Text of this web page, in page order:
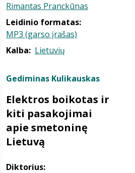
Rimantas Pranckūnas
Leidinio formatas:
MP3 (garso įrašas)
Kalba: Lietuvių
Gediminas Kulikauskas
Elektros boikotas ir
kiti pasakojimai
apie smetoninę
Lietuvą
Diktorius: